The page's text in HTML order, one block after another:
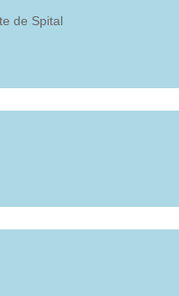
de Spital